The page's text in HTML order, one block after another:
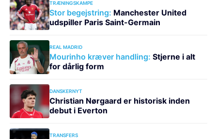
TRÆNINGSKAMPE
Stor begejstring: Manchester United
udspiller Paris Saint-Germain
REAL MADRID
Mourinho kræver handling: Stjerne i alt
for dårlig form
DANSKERNYT
Christian Nørgaard er historisk inden
debut i Everton
TRANSFERS